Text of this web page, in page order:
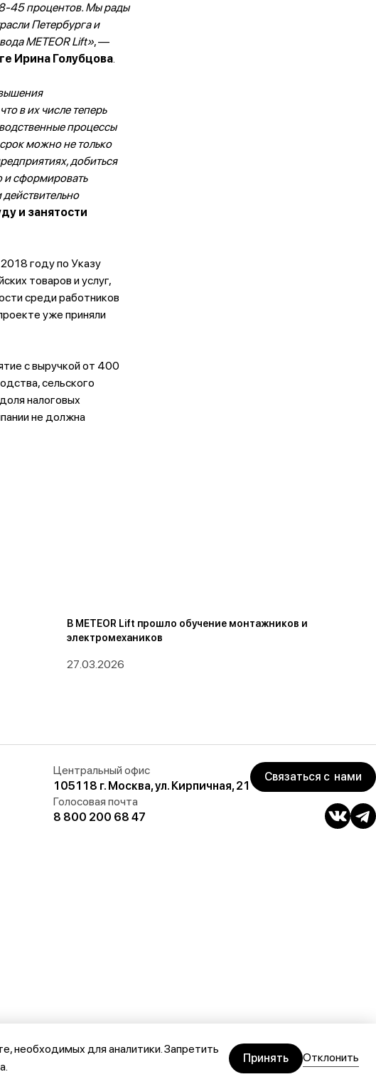
45 процентов. Мы рады
Петербурга и
METEOR Lift», —
Ирина Голубцова.
в их числе теперь
процессы
можно не только
добиться
и сформировать
и занятости
году по Указу
товаров и услуг,
среди работников
уже приняли
с выручкой от 400
сельского
налоговых
не должна
В METEOR Lift прошло обучение монтажников и
электромехаников
27.03.2026
Центральный офис
105118 г. Москва, ул. Кирпичная, 21
Голосовая почта
8 800 200 68 47
Связаться с нами
необходимых для аналитики. Запретить
Принять Отклонить